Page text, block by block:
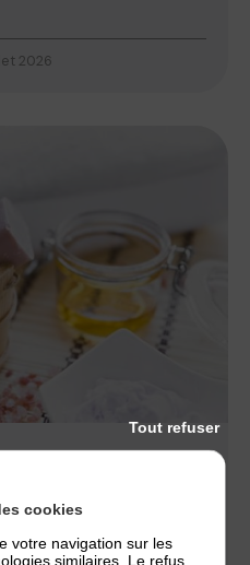
2026
à déclencher une
cookies
votre navigation sur les
similaires. Le refus
Tout refuser